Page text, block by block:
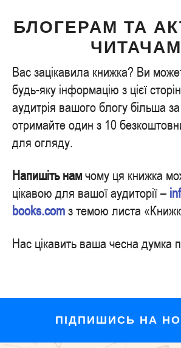
БЛОГЕРАМ ТА
ЧИТАЧАМ
Вас зацікавила книжка? Ви
будь-яку інформацію з цієї
аудитрія вашого блогу більша
отримайте один з 10
для огляду.
Напишіть намчому ця книжка
цікавою для вашої аудиторії –
books.comз темою листа
Нас цікавить ваша чесна думка
ПІДПИШИСЬ НА